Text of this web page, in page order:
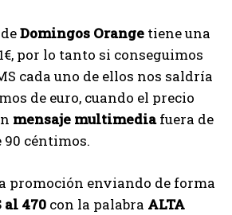
Domingos Orange tiene una
por lo tanto si conseguimos
cada uno de ellos nos saldría
de euro, cuando el precio
mensaje multimediafuera de
90 céntimos.
promoción enviando de forma
al 470 con la palabra ALTA